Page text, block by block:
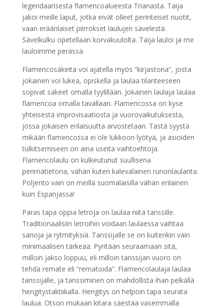
legendaarisesta flamencoalueesta Trianasta. Taija
jakoi meille laput, jotka eivät olleet perinteiset nuotit,
vaan eräänlaiset piirrokset laulujen sävelestä.
Sävelkulku opetellaan korvakuulolta. Taija lauloi ja me
lauloimme perässä.
Flamencosäkeitä voi ajatella myös “kirjastona”, josta
jokainen voi lukea, opiskella ja laulaa tilanteeseen
sopivat säkeet omalla tyylillään. Jokainen laulaja laulaa
flamencoa omalla tavallaan. Flamencossa on kyse
yhteisestä improvisaatiosta ja vuorovaikutuksesta,
jossa jokaisen erilaisuutta arvostetaan. Tästä syystä
mikään flamencossa ei ole lukkoon lyötyä, ja asioiden
tulkitsemiseen on aina useita vaihtoehtoja.
Flamencolaulu on kulkeutunut suullisena
perimätietona, vähän kuten kalevalainen runonlaulanta.
Poljento vain on meillä suomalaisilla vähän erilainen
kuin Espanjassa!
Paras tapa oppia letroja on laulaa niitä tanssille.
Traditionaalisiin letroihin voidaan laulaessa vaihtaa
sanoja ja rytmityksiä. Tanssijalle se on kuitenkin vain
minimaalisen tärkeää. Pyritään seuraamaan sitä,
milloin jakso loppuu, eli milloin tanssijan vuoro on
tehdä remate eli “rematoida”. Flamencolaulaja laulaa
tanssijalle, ja tanssiminen on mahdollista ihan pelkällä
hengitystaktiikalla. Hengitys on helpoin tapa seurata
laulua. Otson mukaan kitara säestää vasemmalla